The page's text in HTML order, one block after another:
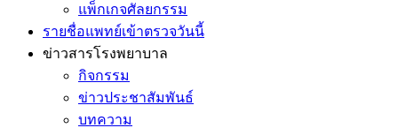
แพ็กเกจศัลยกรรม
รายชื่อแพทย์เข้าตรวจวันนี้
ข่าวสารโรงพยาบาล
กิจกรรม
ข่าวประชาสัมพันธ์
บทความ